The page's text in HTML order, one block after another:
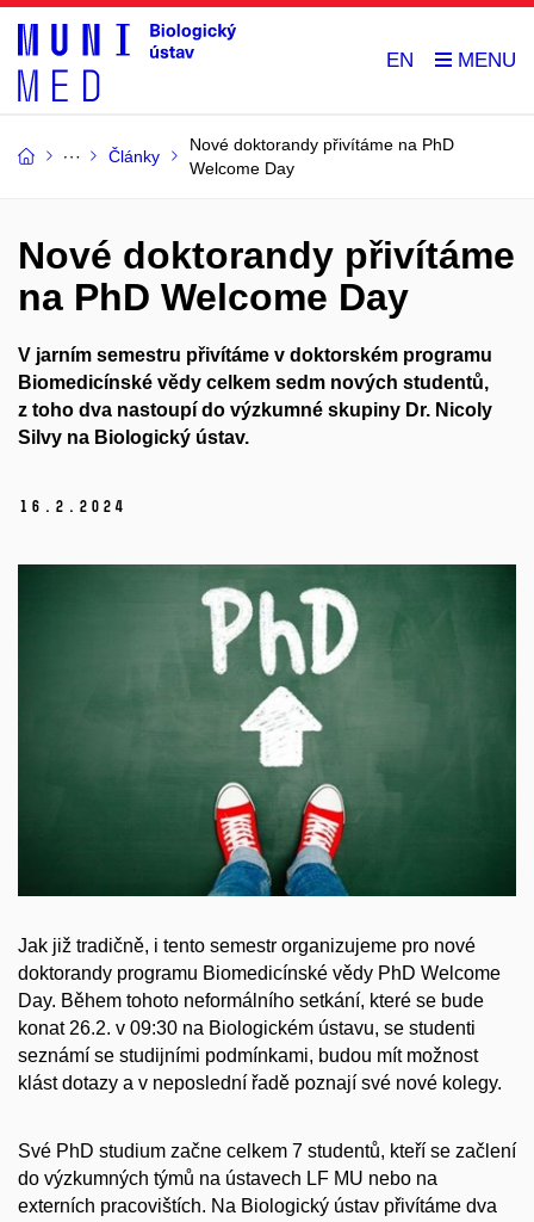
EN
Články
Nové doktorandy přivítáme na PhD
Welcome Day
Nové doktorandy přivítáme
na PhD Welcome Day
V jarním semestru přivítáme v doktorském programu
Biomedicínské vědy celkem sedm nových studentů,
z toho dva nastoupí do výzkumné skupiny Dr. Nicoly
Silvy na Biologický ústav.
16. 2. 2024
Jak již tradičně, i tento semestr organizujeme pro nové
doktorandy programu Biomedicínské vědy PhD Welcome
Day. Během tohoto neformálního setkání, které se bude
konat 26.2. v 09:30 na Biologickém ústavu, se studenti
seznámí se studijními podmínkami, budou mít možnost
klást dotazy a v neposlední řadě poznají své nové kolegy.
Své PhD studium začne celkem 7 studentů, kteří se začlení
do výzkumných týmů na ústavech LF MU nebo na
externích pracovištích. Na Biologický ústav přivítáme dva